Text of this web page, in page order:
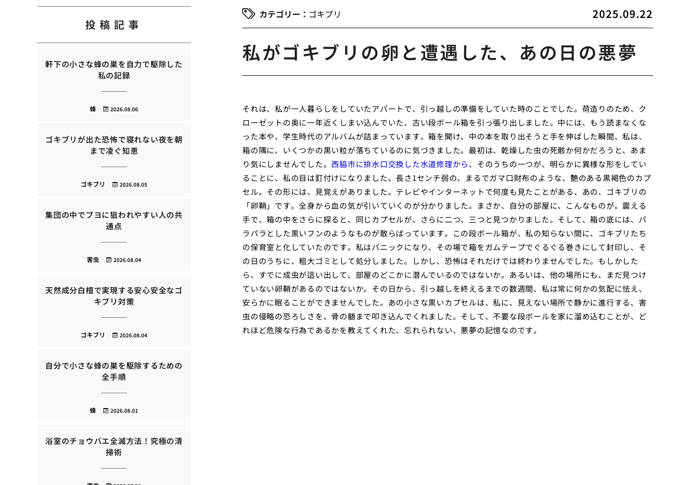
2025.09.22
ゴキブリ
私がゴキブリの卵と遭遇した、あの日の悪夢
それは、私が一人暮らしをしていたアパートで、引っ越しの準備をしていた時のことでした。荷造りのため、ク
ローゼットの奥に一年近くしまい込んでいた、古い段ボール箱を引っ張り出しました。中には、もう読まなくな
った本や、学生時代のアルバムが詰まっています。箱を開け、中の本を取り出そうと手を伸ばした瞬間、私は、
箱の隅に、いくつかの黒い粒が落ちているのに気づきました。最初は、乾燥した虫の死骸か何かだろうと、あま
り気にしませんでした。 西脇市に排水口交換した水道修理から、そのうちの一つが、明らかに異様な形をしてい
ることに、私の目は釘付けになりました。長さ1センチ弱の、まるでガマ口財布のような、艶のある黒褐色のカプ
セル。その形には、見覚えがありました。テレビやインターネットで何度も見たことがある、あの、ゴキブリの
「卵鞘」です。全身から血の気が引いていくのが分かりました。まさか、自分の部屋に、こんなものが。震える
手で、箱の中をさらに探ると、同じカプセルが、さらに二つ、三つと見つかりました。そして、箱の底には、パ
ラパラとした黒いフンのようなものが散らばっています。この段ボール箱が、私の知らない間に、ゴキブリたち
の保育室と化していたのです。私はパニックになり、その場で箱をガムテープでぐるぐる巻きにして封印し、そ
の日のうちに、粗大ゴミとして処分しました。しかし、恐怖はそれだけでは終わりませんでした。もしかした
ら、すでに成虫が這い出して、部屋のどこかに潜んでいるのではないか。あるいは、他の場所にも、まだ見つけ
ていない卵鞘があるのではないか。その日から、引っ越しを終えるまでの数週間、私は常に何かの気配に怯え、
安らかに眠ることができませんでした。あの小さな黒いカプセルは、私に、見えない場所で静かに進行する、害
虫の侵略の恐ろしさを、骨の髄まで叩き込んでくれました。そして、不要な段ボールを家に溜め込むことが、ど
れほど危険な行為であるかを教えてくれた、忘れられない、悪夢の記憶なのです。
投稿記事
軒下の小さな蜂の巣を自力で駆除した
私の記録
2026.08.06
蜂
ゴキブリが出た恐怖で寝れない夜を朝
まで凌ぐ知恵
2026.08.05
ゴキブリ
集団の中でブヨに狙われやすい人の共
通点
2026.08.04
害虫
天然成分白檀で実現する安心安全なゴ
キブリ対策
2026.08.04
ゴキブリ
自分で小さな蜂の巣を駆除するための
全手順
2026.08.01
蜂
浴室のチョウバエ全滅方法！究極の清
掃術